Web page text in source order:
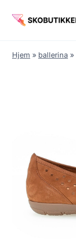
Hjem » ballerina »